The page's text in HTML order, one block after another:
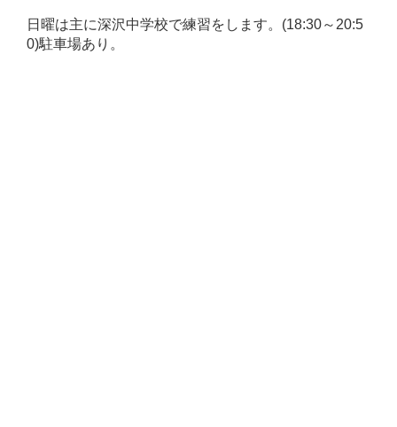
日曜は主に深沢中学校で練習をします。 (18:30～20:5
0)駐車場あり。